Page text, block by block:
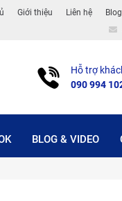
Giới thiệu Liên hệ
Hỗ trợ
090 994
BLOG & VIDEO